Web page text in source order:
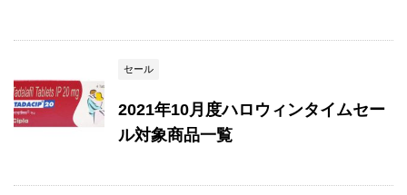
セール
2021年10月度ハロウィンタイムセー
ル対象商品一覧